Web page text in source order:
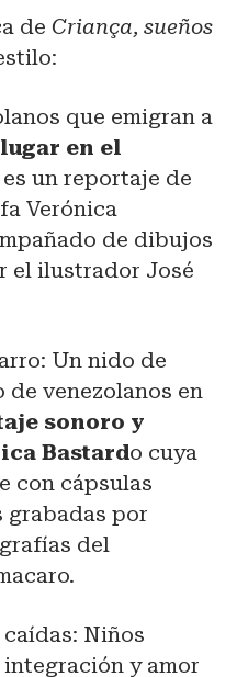
de Criança, sueños
que emigran a
en el
un reportaje de
Verónica
de dibujos
el ilustrador José
Un nido de
de venezolanos en
sonoro y
Bastardo cuya
con cápsulas
grabadas por
del
Niños
y amor